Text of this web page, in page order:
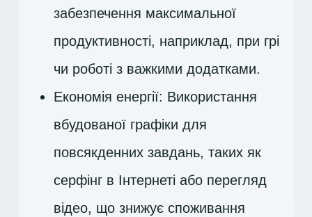
забезпечення максимальної
продуктивності, наприклад, при грі
чи роботі з важкими додатками.
Економія енергії: Використання
вбудованої графіки для
повсякденних завдань, таких як
серфінг в Інтернеті або перегляд
відео, що знижує споживання